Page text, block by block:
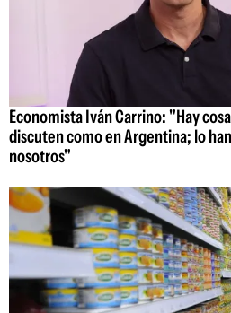
Economista Iván Carrino: "Hay
discuten como en Argentina; lo
nosotros"